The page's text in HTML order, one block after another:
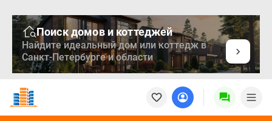
Поиск домов и коттеджей
Найдите идеальный дом или коттедж в
Санкт-Петербурге и области
Новостройки
Квартиры
Ипотека